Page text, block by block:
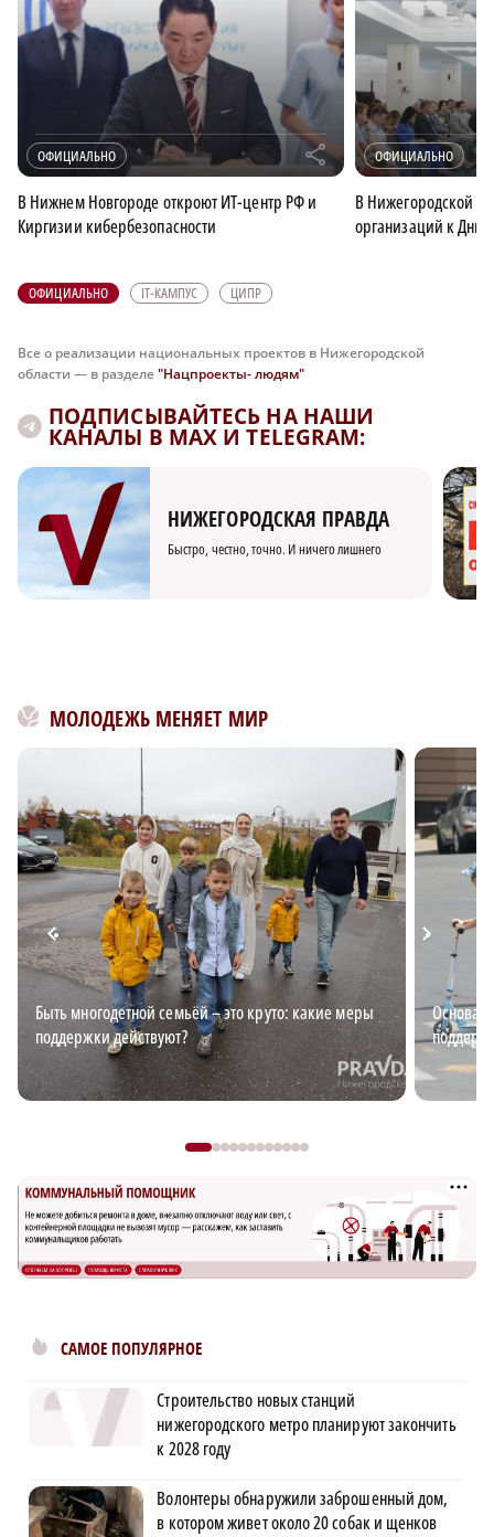
ОФИЦИАЛЬНО r
В Нижнем Новгороде откроют ИТ-центр РФ и
Киргизии кибербезопасности
ОФИЦИАЛЬНО
В Нижегородской
организаций к Дню
ОФИЦИАЛЬНО IT-КАМПУС ЦИПР
Все о реализации национальных проектов в Нижегородской
области — в разделе"Нацпроекты- людям"
ПОДПИСЫВАЙТЕСЬ НА НАШИ
КАНАЛЫ В MAX И TELEGRAM:
НИЖЕГОРОДСКАЯ ПРАВДА
Быстро, честно, точно. И ничего лишнего
МОЛОДЕЖЬ МЕНЯЕТ МИР
Быть многодетной семьёй – это круто: какие меры
поддержки действуют?
Основа
САМОЕ ПОПУЛЯРНОЕ
Строительство новых станций
нижегородского метро планируют закончить
к 2028 году
Волонтеры обнаружили заброшенный дом,
в котором живет около 20 собак и щенков